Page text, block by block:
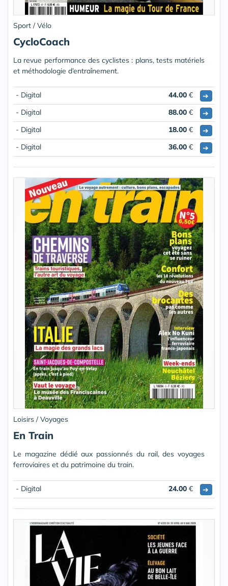
Sport / Vélo
CycloCoach
La revue performance des cyclistes : plans, tests matériels
et méthodologie d’entraînement.
- Digital 44.00 €
➔
- Digital
88.00 €
➔
- Digital
18.00 €
➔
- Digital
36.00 € ➔
Loisirs / Voyages
En Train
Le magazine dédié aux passionnés du rail, des voyages
ferroviaires et du patrimoine du train.
- Digital 24.00 € ➔